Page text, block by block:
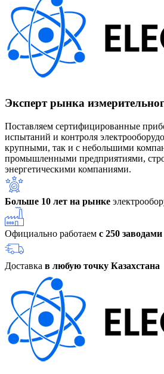
Эксперт рынка
Поставляем сертифицированные
испытаний и контроля
крупными, так и с небольшими
промышленными предприятиями,
энергетическими компаниями.
Больше 10 лет на рынке
Официально работаем с 250 заводами
Доставка в любую точку Казахстана